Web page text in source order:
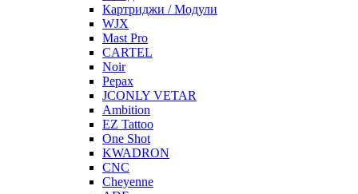
Картриджи / Модули
WJX
Mast Pro
CARTEL
Noir
Pepax
JCONLY VETAR
Ambition
EZ Tattoo
One Shot
KWADRON
CNC
Cheyenne